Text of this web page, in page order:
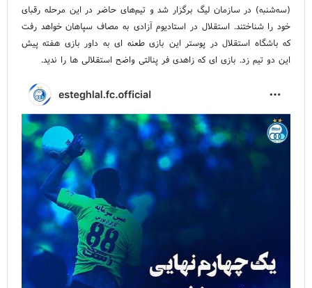
(سه‌شنبه) در سازمان لیگ برگزار شد و تیم‌های حاضر در این مرحله رقبای
خود را شناختند. استقلال در استادیوم آزادی به مصاف سپاهان خواهد رفت
که باشگاه استقلال در پوستر این بازی طعنه ای به داور بازی هفته پیش
این دو تیم زد. بازی ای که زاهدی فر پنالتی واضح استقلالی ها را ندید.